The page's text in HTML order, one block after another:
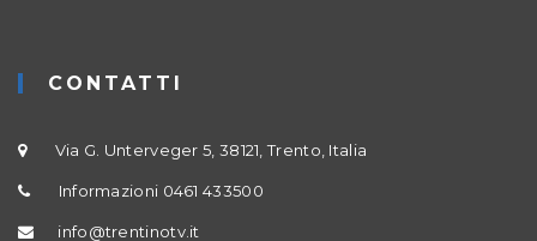
CONTATTI
Via G. Unterveger 5, 38121, Trento, Italia
Informazioni 0461 433500
info@trentinotv.it